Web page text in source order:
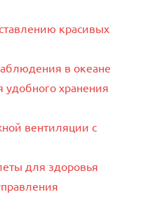
красивых
в океане
хранения
вентиляции с
для здоровья